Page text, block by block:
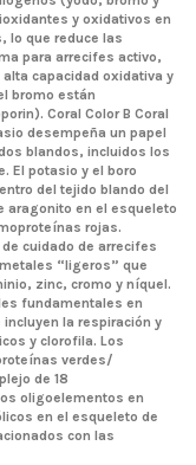
y oxidativos en
lo que reduce las
para arrecifes activo,
capacidad oxidativa y
bromo están
Coral Color B Coral
desempeña un papel
blandos, incluidos los
El potasio y el boro
del tejido blando del
aragonito en el esqueleto
rojas.
cuidado de arrecifes
“ligeros” que
zinc, cromo y níquel.
fundamentales en
la respiración y
y clorofila. Los
verdes/
de 18
oligoelementos en
en el esqueleto de
con las